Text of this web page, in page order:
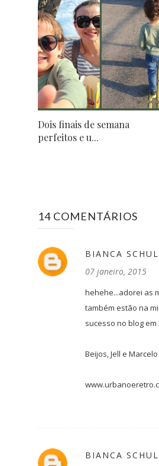
Dois finais de semana
perfeitos e u...
14 COMENTÁRIOS
BIANCA
07 janeiro, 2015
hehehe...adorei as
também estão na
sucesso no blog em
Beijos, Jell e Marcelo
BIANCA